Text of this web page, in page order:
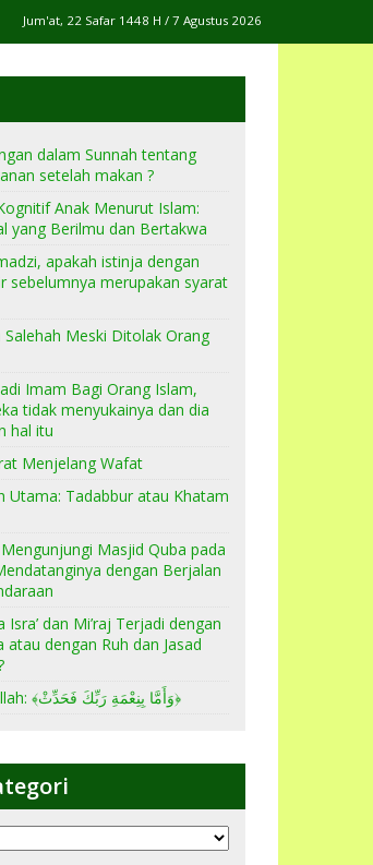
Jum'at, 22 Safar 1448 H / 7 Agustus 2026
dalam Sunnah tentang
setelah makan ?
Anak Menurut Islam:
yang Berilmu dan Bertakwa
apakah istinja dengan
sebelumnya merupakan syarat
Meski Ditolak Orang
Imam Bagi Orang Islam,
tidak menyukainya dan dia
hal itu
Menjelang Wafat
Utama: Tadabbur atau Khatam
Masjid Quba pada
dengan Berjalan
dan Mi’raj Terjadi dengan
Makna Firman Allah: ﴾وَأَمَّا بِنِعْمَةِ رَبِّكَ فَحَدِّثْ﴿